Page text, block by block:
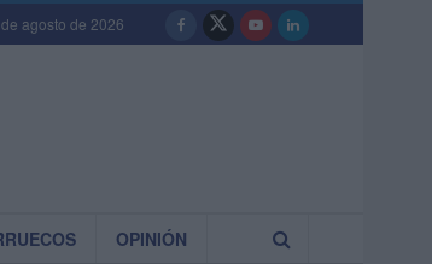
agosto de 2026
OPINIÓN